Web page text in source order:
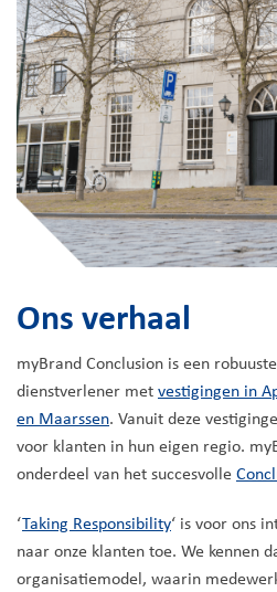
Ons verhaal
myBrand Conclusion is een
dienstverlener met vestigingen in
en Maarssen. Vanuit deze
voor klanten in hun eigen regio.
onderdeel van het succesvolle
‘Taking Responsibility‘ is voor ons
naar onze klanten toe. We kennen
organisatiemodel, waarin